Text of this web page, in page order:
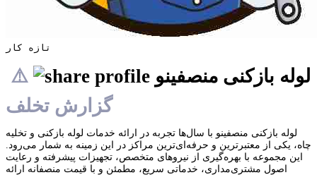
تازه کار
لوله بازکنی منصفینو
⚠️
گزارش تخلف
لوله بازکنی منصفینو با سال‌ها تجربه در ارائه خدمات لوله بازکنی و تخلیه
چاه، یکی از معتبرترین و حرفه‌ای‌ترین مراکز در این زمینه به شمار می‌رود.
این مجموعه با بهره‌گیری از نیروهای متخصص، تجهیزات پیشرفته و رعایت
اصول مشتری‌مداری، خدماتی سریع، مطمئن و با قیمت منصفانه ارائه